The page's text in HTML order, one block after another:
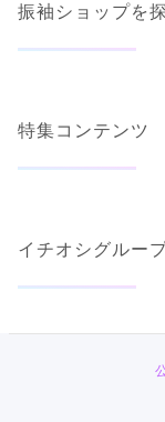
振袖ショップを
みんなの振袖ラ
色別ランキング
グレー
白
エレガ
口コミから探す
特集コンテンツ
ママ振特集
個性的振袖コー
成人式レポート
振袖ブランド
イチオシグルー